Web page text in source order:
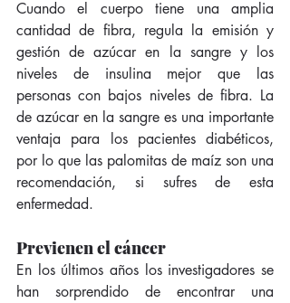
Cuando el cuerpo tiene una amplia
cantidad de fibra, regula la emisión y
gestión de azúcar en la sangre y los
niveles de insulina mejor que las
personas con bajos niveles de fibra. La
de azúcar en la sangre es una importante
ventaja para los pacientes diabéticos,
por lo que las palomitas de maíz son una
recomendación, si sufres de esta
enfermedad.
Previenen el cáncer
En los últimos años los investigadores se
han sorprendido de encontrar una